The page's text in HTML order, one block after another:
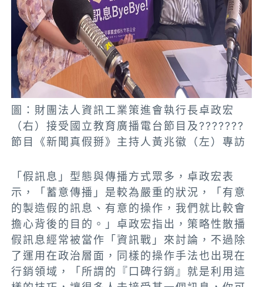
圖：財團法人資訊工業策進會執行長卓政宏
（右）接受國立教育廣播電台節目及???????
節目《新聞真假掰》主持人黃兆徽（左）專訪
「假訊息」型態與傳播方式眾多，卓政宏表
示，「蓄意傳播」是較為嚴重的狀況，「有意
的製造假的訊息、有意的操作，我們就比較會
擔心背後的目的。」卓政宏指出，策略性散播
假訊息經常被當作「資訊戰」來討論，不過除
了運用在政治層面，同樣的操作手法也出現在
行銷領域，「所謂的『口碑行銷』就是利用這